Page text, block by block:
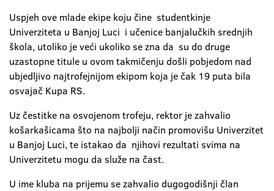
Uspjeh ove mlade ekipe koju čine studentkinje
Univerziteta u Banjoj Luci i učenice banjalučkih srednjih
škola, utoliko je veći ukoliko se zna da su do druge
uzastopne titule u ovom takmičenju došli pobjedom nad
ubjedljivo najtrofejnijom ekipom koja je čak 19 puta bila
osvajač Kupa RS.
Uz čestitke na osvojenom trofeju, rektor je zahvalio
košarkašicama što na najbolji način promovišu Univerzitet
u Banjoj Luci, te istakao da njihovi rezultati svima na
Univerzitetu mogu da služe na čast.
U ime kluba na prijemu se zahvalio dugogodišnji član